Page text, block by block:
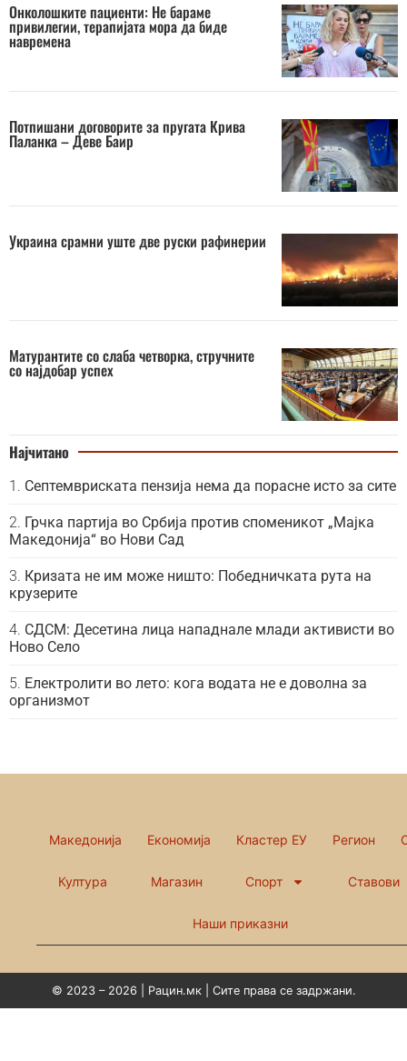
Онколошките пациенти: Не бараме
привилегии, терапијата мора да биде
навремена
Потпишани договорите за пругата Крива
Паланка – Деве Баир
Украина срамни уште две руски рафинерии
Матурантите со слаба четворка, стручните
со најдобар успех
Најчитано
Септемвриската пензија нема да порасне исто за сите
Грчка партија во Србија против споменикот „Мајка
Македонија“ во Нови Сад
Кризата не им може ништо: Победничката рута на
крузерите
СДСМ: Десетина лица нападнале млади активисти во
Ново Село
Електролити во лето: кога водата не е доволна за
организмот
Македонија Економија Кластер ЕУ Регион
Култура Магазин Спорт Ставови
Наши приказни
© 2023 – 2026 | Рацин.мк | Сите права се задржани.